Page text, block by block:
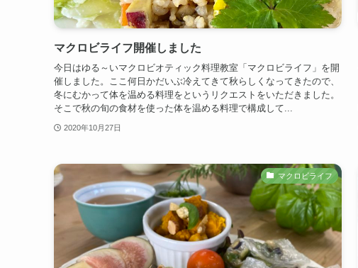
マクロビライフ開催しました
今日はゆる～いマクロビオティック料理教室「マクロビライフ」を開
催しました。ここ何日かだいぶ冷えてきて秋らしくなってきたので、
冬にむかって体を温める料理をというリクエストをいただきました。
そこで秋の旬の食材を使った体を温める料理で構成して...
2020年10月27日
マクロビライフ